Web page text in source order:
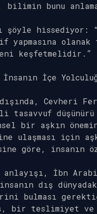
bunu
şöyle hissediyor:
olanak
keşfetmelidir.”
İçe
Cevheri
düşünürü
bir aşkın
ulaşması için
göre, insanın
anlayışı, İbn
dış
bulması
bir teslimiyet